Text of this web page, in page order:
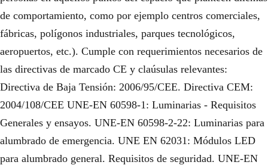
de comportamiento, como por ejemplo centros comerciales,
fábricas, polígonos industriales, parques tecnológicos,
aeropuertos, etc.). Cumple con requerimientos necesarios de
las directivas de marcado CE y claúsulas relevantes:
Directiva de Baja Tensión: 2006/95/CEE. Directiva CEM:
2004/108/CEE UNE-EN 60598-1: Luminarias - Requisitos
Generales y ensayos. UNE-EN 60598-2-22: Luminarias para
alumbrado de emergencia. UNE EN 62031: Módulos LED
para alumbrado general. Requisitos de seguridad. UNE-EN